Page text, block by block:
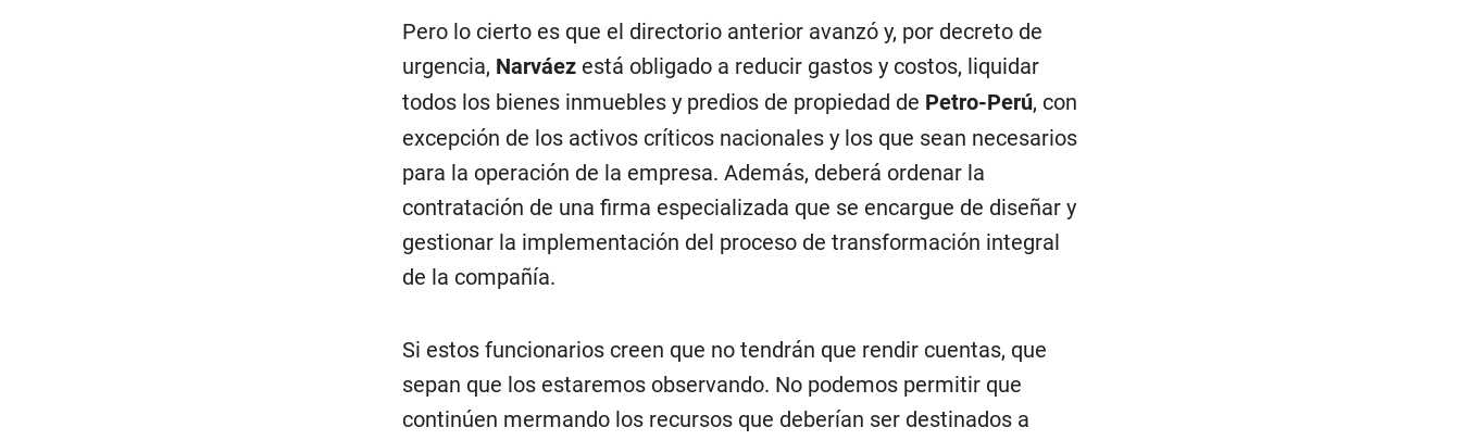
Pero lo cierto es que el directorio anterior avanzó y, por decreto de
urgencia, Narváez está obligado a reducir gastos y costos, liquidar
todos los bienes inmuebles y predios de propiedad de Petro-Perú, con
excepción de los activos críticos nacionales y los que sean necesarios
para la operación de la empresa. Además, deberá ordenar la
contratación de una firma especializada que se encargue de diseñar y
gestionar la implementación del proceso de transformación integral
de la compañía.
Si estos funcionarios creen que no tendrán que rendir cuentas, que
sepan que los estaremos observando. No podemos permitir que
continúen mermando los recursos que deberían ser destinados a